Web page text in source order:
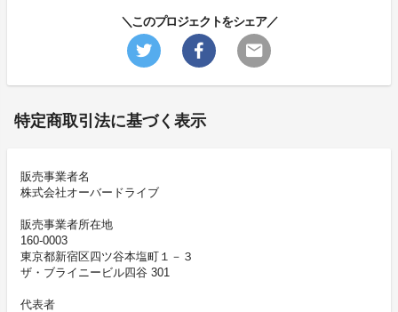
＼このプロジェクトをシェア／
特定商取引法に基づく表示
販売事業者名
株式会社オーバードライブ
販売事業者所在地
160-0003
東京都新宿区四ツ谷本塩町１－３
ザ・ブライニービル四谷 301
代表者